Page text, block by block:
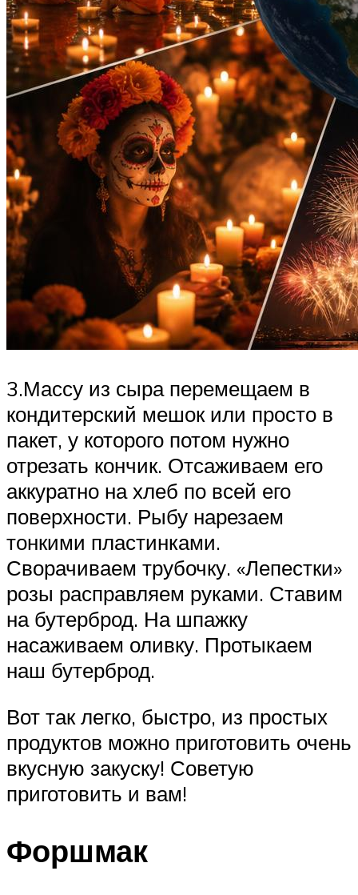
3.Массу из сыра перемещаем в
кондитерский мешок или просто в
пакет, у которого потом нужно
отрезать кончик. Отсаживаем его
аккуратно на хлеб по всей его
поверхности. Рыбу нарезаем
тонкими пластинками.
Сворачиваем трубочку. «Лепестки»
розы расправляем руками. Ставим
на бутерброд. На шпажку
насаживаем оливку. Протыкаем
наш бутерброд.
Вот так легко, быстро, из простых
продуктов можно приготовить очень
вкусную закуску! Советую
приготовить и вам!
Форшмак